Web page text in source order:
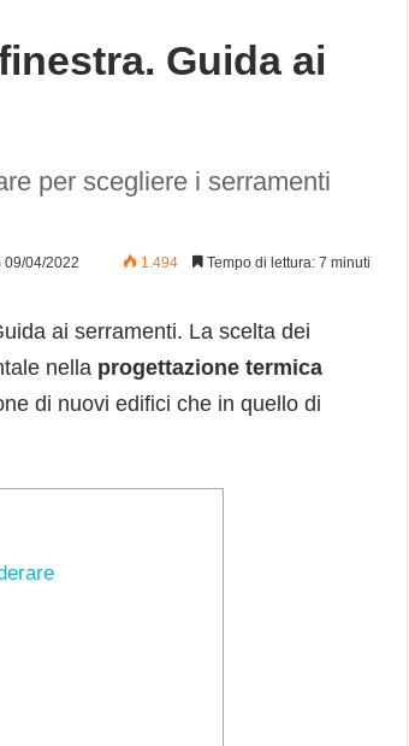
Guida ai
per scegliere i serramenti
09/04/2022 1.494 Tempo di lettura: 7 minuti
ai serramenti. La scelta dei
nella progettazione termica
di nuovi edifici che in quello di